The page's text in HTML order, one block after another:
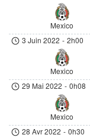
Mexico
3 Juin 2022 - 2h00
Mexico
29 Mai 2022 - 0h08
Mexico
28 Avr 2022 - 0h30